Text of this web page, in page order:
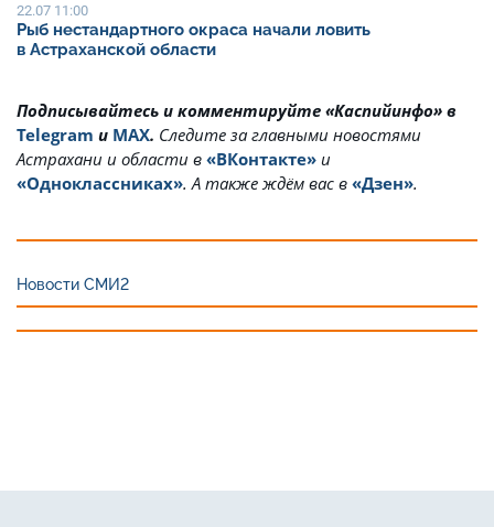
22.07 11:00
Рыб нестандартного окраса начали ловить
в Астраханской области
Подписывайтесь и комментируйте «Каспийинфо» в
Telegram и MAX. Cледите за главными новостями
Астрахани и области в «ВКонтакте» и
«Одноклассниках». А также ждём вас в «Дзен».
Новости СМИ2